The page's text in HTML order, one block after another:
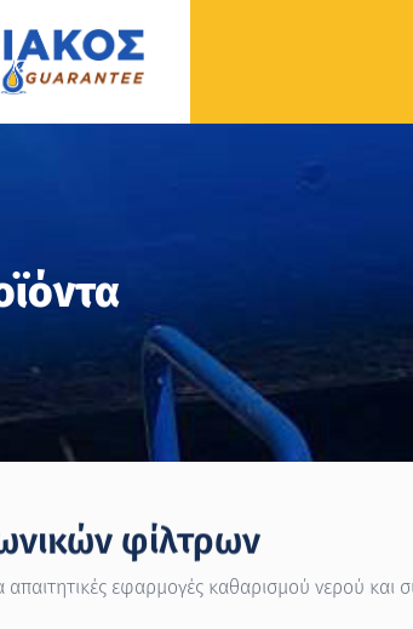
φίλτρων
εφαρμογές καθαρισμού νερού και